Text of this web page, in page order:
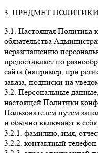
3. ПРЕДМЕТ
3.1. Настоящая Политика
обязательства
неразглашению
предоставляет по
сайта (например, при
заказа, подписки на
3.2. Персональные
настоящей Политики
Пользователем путём
и обычно включают в
3.2.1. фамилию, имя,
3.2.2. контактный телефон